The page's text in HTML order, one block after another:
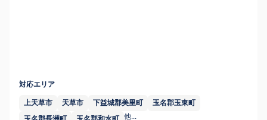
対応エリア
上天草市 天草市 下益城郡美里町
玉名郡玉東町
他...